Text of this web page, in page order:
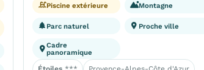
Piscine extérieure Montagne
Parc naturel Proche ville
Cadre
panoramique